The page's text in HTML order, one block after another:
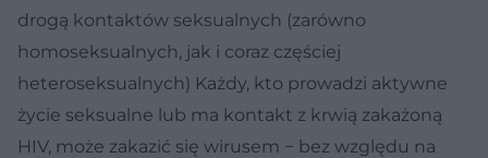
drogą kontaktów seksualnych (zarówno
homoseksualnych, jak i coraz częściej
heteroseksualnych) Każdy, kto prowadzi aktywne
życie seksualne lub ma kontakt z krwią zakażoną
HIV, może zakazić się wirusem − bez względu na